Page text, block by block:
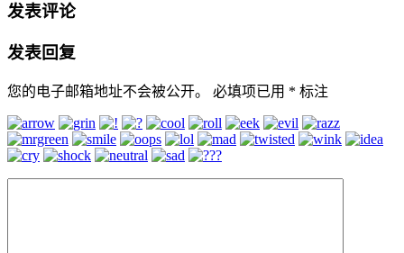
发表评论
发表回复
您的电子邮箱地址不会被公开。 必填项已用 * 标注